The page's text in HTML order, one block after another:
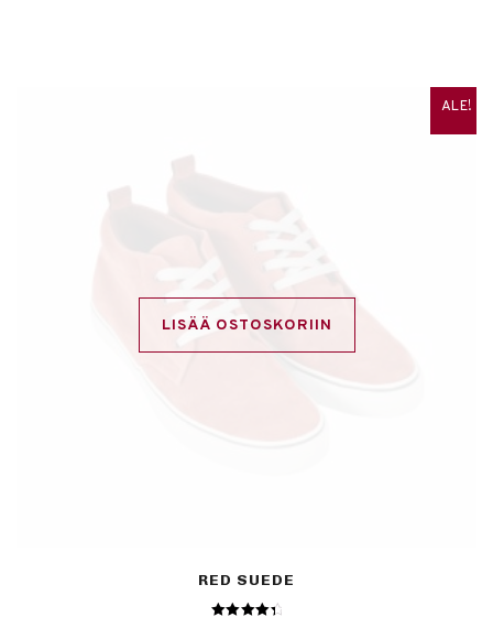
ALE!
LISÄÄ OSTOSKORIIN
RED SUEDE